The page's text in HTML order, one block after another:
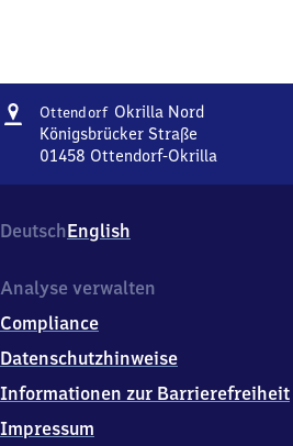
Adresse
Ottendorf Okrilla NordOttendorf-
Nord
Königsbrücker Straße
01458 Ottendorf-Okrilla
Nord,
Königsbrücker
0
4
5
Ottendorf-
Okrilla
DeutschEnglish
Analyse verwalten
Compliance
Datenschutzhinweise
Informationen zur Barrierefreiheit
Impressum